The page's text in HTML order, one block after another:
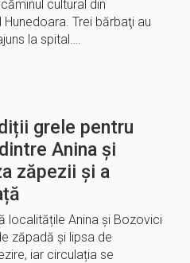
cultural din
Trei bărbaţi au
la spital….
grele pentru
Anina și
zăpezii și a
localitățile Anina și Bozovici
zăpadă și lipsa de
iar circulația se